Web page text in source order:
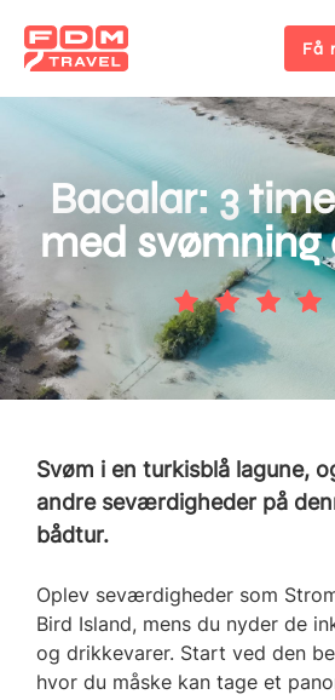
Få
Bacalar: 3
med svømning
Svøm i en turkisblå lagune,
andre seværdigheder på
bådtur.
Oplev seværdigheder som
Bird Island, mens du nyder de
og drikkevarer. Start ved den
hvor du måske kan tage et